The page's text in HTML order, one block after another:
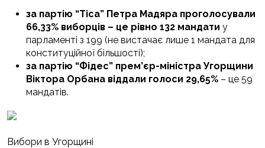
за партію “Тіса” Петра Мадяра проголосували
66,33% виборців – це рівно 132 мандати у
парламенті з 199 (не вистачає лише 1 мандата для
конституційної більшості);
за партію “Фідес” прем’єр-міністра Угорщини
Віктора Орбана віддали голоси 29,65% – це 59
мандатів.
Вибори в Угорщині